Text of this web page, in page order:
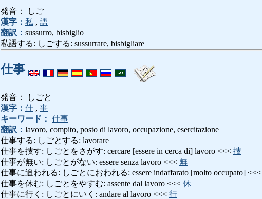
発音： しご
漢字： 私 , 語
翻訳： sussurro, bisbiglio
私語する: しごする: sussurrare, bisbigliare
仕事
発音： しごと
漢字： 仕 , 事
キーワード： 仕事
翻訳： lavoro, compito, posto di lavoro, occupazione, esercitazione
仕事する: しごとする: lavorare
仕事を捜す: しごとをさがす: cercare [essere in cerca di] lavoro <<< 捜
仕事が無い: しごとがない: essere senza lavoro <<< 無
仕事に追われる: しごとにおわれる: essere indaffarato [molto occupato] <<<
仕事を休む: しごとをやすむ: assente dal lavoro <<< 休
仕事に行く: しごとにいく: andare al lavoro <<< 行